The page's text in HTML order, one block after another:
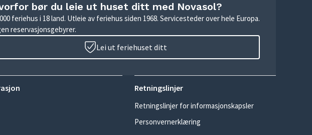
bør du leie ut huset ditt med Novasol?
feriehus i 18 land. Utleie av feriehus siden 1968. Servicesteder over hele Europa.
reservasjonsgebyrer.
Lei ut feriehuset ditt
Retningslinjer
Retningslinjer for informasjonskapsler
Personvernerklæring